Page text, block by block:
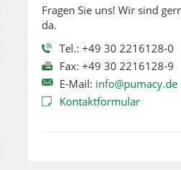
Fragen Sie uns! Wir sind
da.
Tel.: +49 30 2216128-0
Fax: +49 30 2216128-9
E-Mail: info@pumacy.de
Kontaktformular